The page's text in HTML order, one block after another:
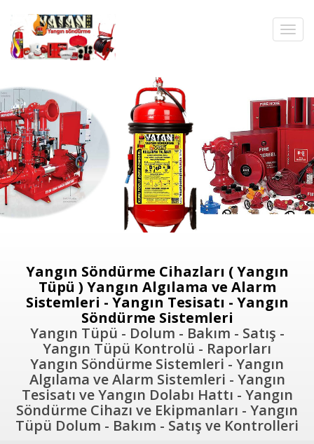
Yangın Söndürme Cihazları ( Yangın
Tüpü ) Yangın Algılama ve Alarm
Sistemleri - Yangın Tesisatı - Yangın
Söndürme Sistemleri
Yangın Tüpü - Dolum - Bakım - Satış -
Yangın Tüpü Kontrolü - Raporları
Yangın Söndürme Sistemleri - Yangın
Algılama ve Alarm Sistemleri - Yangın
Tesisatı ve Yangın Dolabı Hattı - Yangın
Söndürme Cihazı ve Ekipmanları - Yangın
Tüpü Dolum - Bakım - Satış ve Kontrolleri